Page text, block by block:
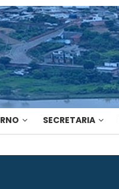
SECRETARIA